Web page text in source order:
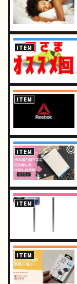
ITEM
ITEM
ITEM
ITEM
ITEM